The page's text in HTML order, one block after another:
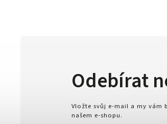
Odebírat
Vložte svůj e-mail a my vám
našem e-shopu.